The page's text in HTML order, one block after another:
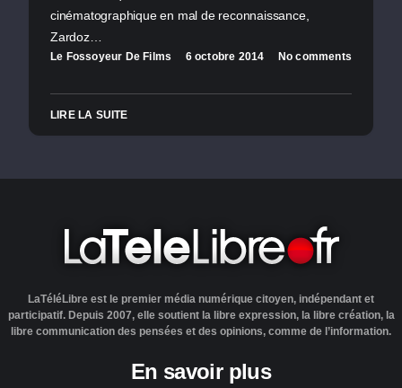
cinématographique en mal de reconnaissance,
Zardoz…
Le Fossoyeur De Films 6 octobre 2014 No comments
LIRE LA SUITE
LaTéléLibre est le premier média numérique citoyen, indépendant et
participatif. Depuis 2007, elle soutient la libre expression, la libre création, la
libre communication des pensées et des opinions, comme de l’information.
En savoir plus